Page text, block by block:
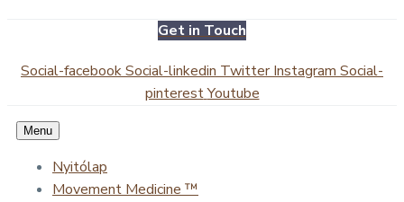
Get in Touch
Social-facebookSocial-linkedin Twitter Instagram Social-
pinterestYoutube
Menu
Nyitólap
Movement Medicine ™